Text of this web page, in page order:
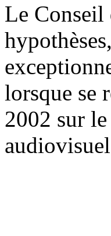
Le Conseil
lorsque se
2002 sur